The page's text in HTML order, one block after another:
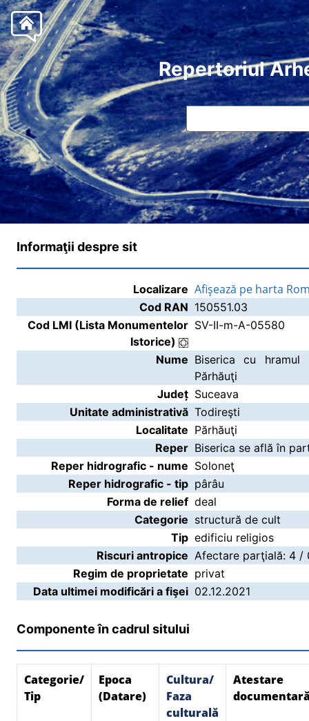
Repertoriul
Informaţii despre sit
Localizare Afişează pe harta
Cod RAN 150551.03
Cod LMI (Lista Monumentelor
Istorice)
SV-II-m-A-05580
Nume Biserica cu
Părhăuţi
Județ Suceava
Unitate administrativă Todireşti
Localitate Părhăuţi
Reper Biserica se află în
Reper hidrografic - nume Soloneţ
Reper hidrografic - tip pârâu
Forma de relief deal
Categorie structură de cult
Tip edificiu religios
Riscuri antropice Afectare parţială: 4 /
Regim de proprietate privat
Data ultimei modificări a fişei 02.12.2021
Componente în cadrul sitului
Categorie/
Tip
Epoca
(Datare)
Cultura/
Faza
culturală
Atestare